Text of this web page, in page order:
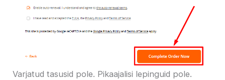
Varjatud tasusid pole. Pikaajalisi lepinguid pole.